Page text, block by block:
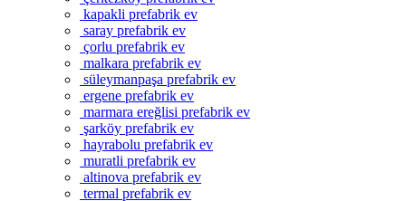
kapakli prefabrik ev
saray prefabrik ev
çorlu prefabrik ev
malkara prefabrik ev
süleymanpaşa prefabrik ev
ergene prefabrik ev
marmara ereğlisi prefabrik ev
şarköy prefabrik ev
hayrabolu prefabrik ev
muratli prefabrik ev
altinova prefabrik ev
termal prefabrik ev